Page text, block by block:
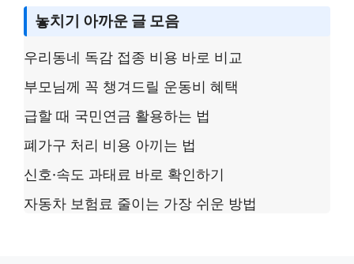
놓치기 아까운 글 모음
우리동네 독감 접종 비용 바로 비교
부모님께 꼭 챙겨드릴 운동비 혜택
급할 때 국민연금 활용하는 법
폐가구 처리 비용 아끼는 법
신호·속도 과태료 바로 확인하기
자동차 보험료 줄이는 가장 쉬운 방법